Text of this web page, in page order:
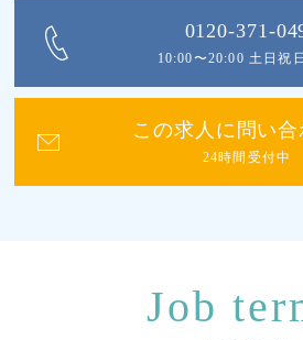
0120-371-
10:00〜20:00 土日祝
この求人に問い合
24時間受付中